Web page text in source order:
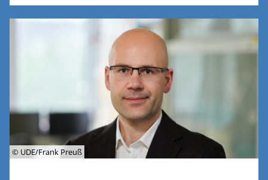
© UDE/Frank Preuß